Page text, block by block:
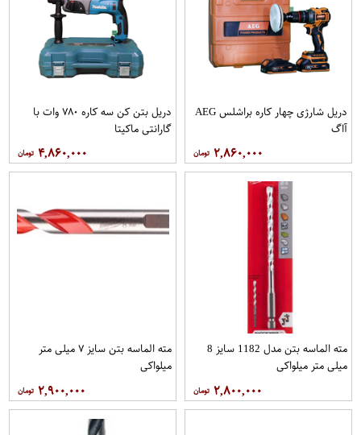
دریل شارژی چهار کاره براشلس AEG
آاگ
۲,۸۶۰,۰۰۰
دریل بتن کن سه کاره ۷۸۰ وات با
گارانتی ماکیتا
۴,۸۶۰,۰۰۰
مته الماسه بتن مدل 1182 سایز 8
میلی متر میلواکی
۲,۸۰۰,۰۰۰
مته الماسه بتن سایز ۷ میلی متر
میلواکی
۲,۹۰۰,۰۰۰